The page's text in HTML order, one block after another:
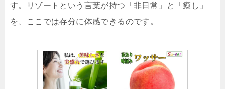
す。リゾートという言葉が持つ「非日常」と「癒し」
を、ここでは存分に体感できるのです。